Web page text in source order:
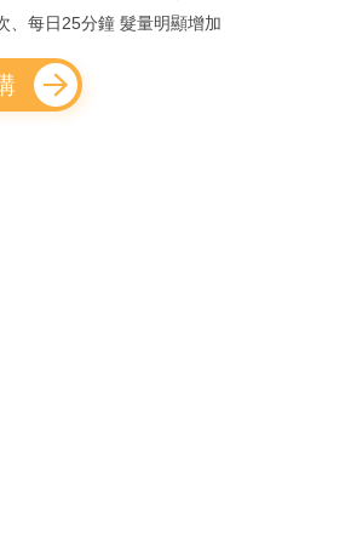
、每日25分鐘 髮量明顯增加